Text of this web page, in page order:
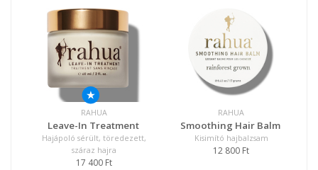
RAHUA
Leave-In Treatment
Hajápoló sérült, töredezett,
száraz hajra
17 400 Ft
RAHUA
Smoothing Hair Balm
Kisimító hajbalzsam
12 800 Ft